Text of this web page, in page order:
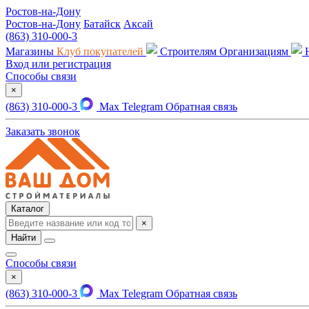
Ростов-на-Дону
Ростов-на-Дону Батайск Аксай
(863) 310-000-3
Магазины Клуб покупателей Строителям Организациям
Вход или регистрация
Способы связи
×
(863) 310-000-3 Max Telegram Обратная связь
Заказать звонок
Каталог
×
Найти
Способы связи
×
(863) 310-000-3 Max Telegram Обратная связь